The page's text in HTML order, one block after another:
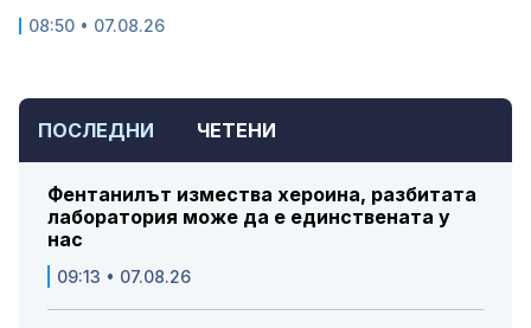
ПОСЛЕДНИ ЧЕТЕНИ
Фентанилът измества хероина, разбитата
лаборатория може да е единствената у
нас
09:13 • 07.08.26
08:50 • 07.08.26